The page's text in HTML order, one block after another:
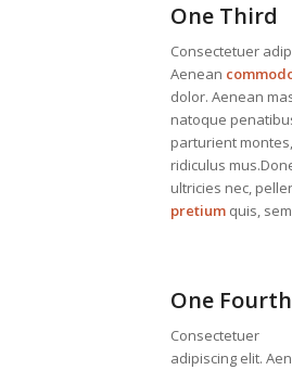
One Third
Consectetuer
Aenean
dolor. Aenean
natoque
parturient
ridiculus
ultricies nec,
pretium quis,
One Fourth
Consectetuer
adipiscing elit.